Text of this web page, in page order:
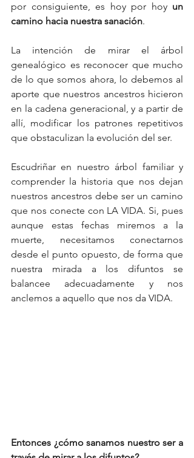
por consiguiente, es hoy por hoy un
camino hacia nuestra sanación.
La intención de mirar el árbol
genealógico es reconocer que mucho
de lo que somos ahora, lo debemos al
aporte que nuestros ancestros hicieron
en la cadena generacional, y a partir de
allí, modificar los patrones repetitivos
que obstaculizan la evolución del ser.
Escudriñar en nuestro árbol familiar y
comprender la historia que nos dejan
nuestros ancestros debe ser un camino
que nos conecte con LA VIDA. Si, pues
aunque estas fechas miremos a la
muerte, necesitamos conectarnos
desde el punto opuesto, de forma que
nuestra mirada a los difuntos se
balancee adecuadamente y nos
anclemos a aquello que nos da VIDA.
Entonces ¿cómo sanamos nuestro ser a